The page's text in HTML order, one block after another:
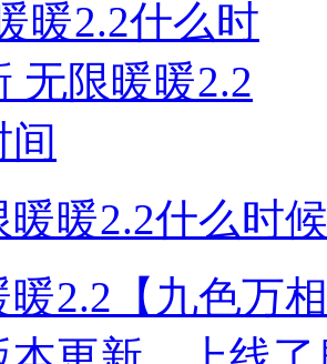
暖暖2.2什么时
暖2.2【九色万